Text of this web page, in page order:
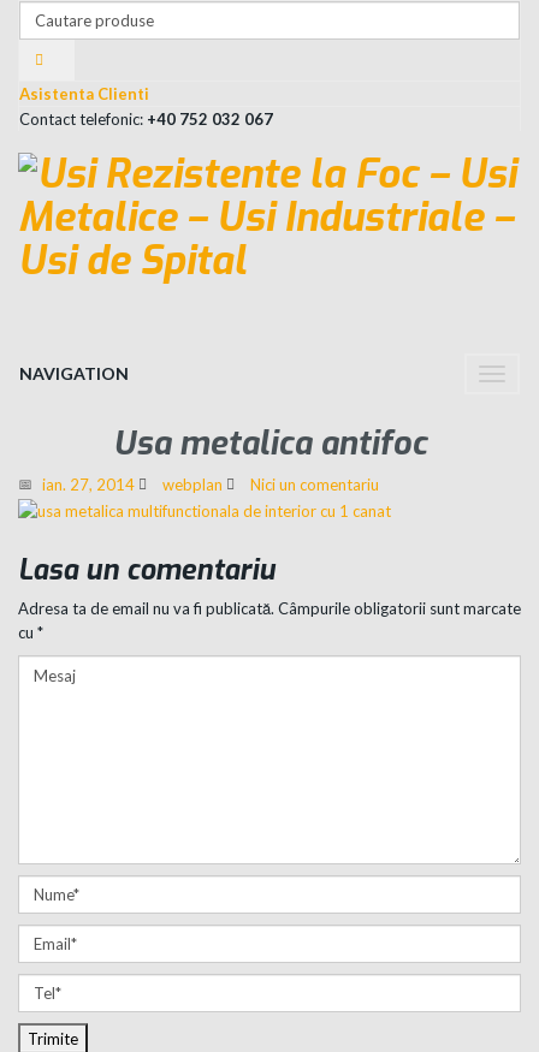
Asistenta Clienti
Contact telefonic: +40 752 032 067
Toggle
NAVIGATION
Usa metalica antifoc
ian. 27, 2014 webplan Nici un comentariu
Lasa un comentariu
Adresa ta de email nu va fi publicată. Câmpurile obligatorii sunt marcate
cu *